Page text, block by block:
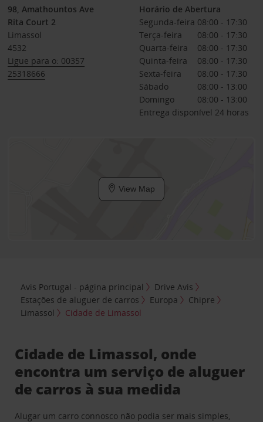
98, Amathountos Ave
Rita Court 2
Limassol
4532
Ligue para o: 00357
25318666
Horário de Abertura
Segunda-feira 08:00 - 17:30
Terça-feira
08:00 - 17:30
Quarta-feira
08:00 - 17:30
Quinta-feira
08:00 - 17:30
Sexta-feira
08:00 - 17:30
Sábado
08:00 - 13:00
Domingo
08:00 - 13:00
Entrega disponível 24 horas
View Map
Avis Portugal - página principal
Drive Avis
Estações de aluguer de carros
Europa
Chipre
Limassol
Cidade de Limassol
Cidade de Limassol, onde
encontra um serviço de aluguer
de carros à sua medida
Alugar um carro connosco não podia ser mais simples,